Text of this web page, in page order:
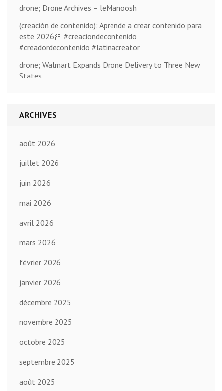
drone; Drone Archives – leManoosh
(creación de contenido): Aprende a crear contenido para
este 2026🎀 #creaciondecontenido
#creadordecontenido #latinacreator
drone; Walmart Expands Drone Delivery to Three New
States
ARCHIVES
août 2026
juillet 2026
juin 2026
mai 2026
avril 2026
mars 2026
février 2026
janvier 2026
décembre 2025
novembre 2025
octobre 2025
septembre 2025
août 2025